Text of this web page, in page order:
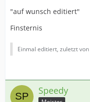
"auf wunsch editiert"
Finsternis
Einmal editiert, zuletzt von
Speedy